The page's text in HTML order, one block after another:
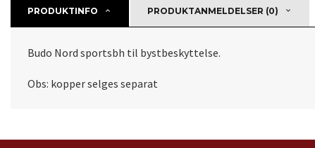
PRODUKTINFO PRODUKTANMELDELSER (0)
Budo Nord sportsbh til bystbeskyttelse.
Obs: kopper selges separat